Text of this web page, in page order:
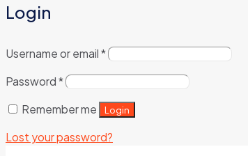
Login
Username or email*
Password*
Remember me
Login
Lost your password?